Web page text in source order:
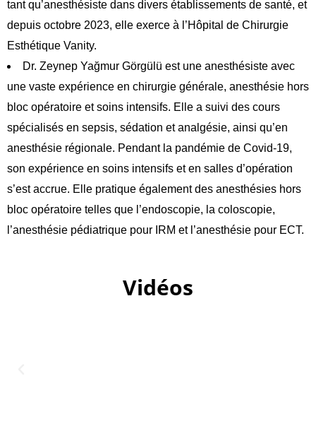
tant qu’anesthésiste dans divers établissements de santé, et
depuis octobre 2023, elle exerce à l’Hôpital de Chirurgie
Esthétique Vanity.
Dr. Zeynep Yağmur Görgülü est une anesthésiste avec
une vaste expérience en chirurgie générale, anesthésie hors
bloc opératoire et soins intensifs. Elle a suivi des cours
spécialisés en sepsis, sédation et analgésie, ainsi qu’en
anesthésie régionale. Pendant la pandémie de Covid-19,
son expérience en soins intensifs et en salles d’opération
s’est accrue. Elle pratique également des anesthésies hors
bloc opératoire telles que l’endoscopie, la coloscopie,
l’anesthésie pédiatrique pour IRM et l’anesthésie pour ECT.
Vidéos